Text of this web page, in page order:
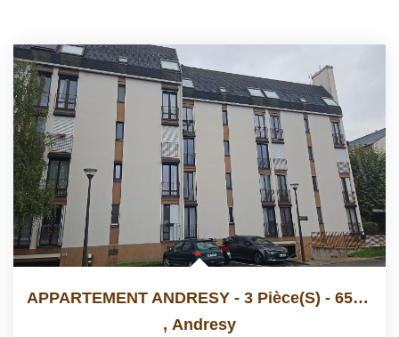
APPARTEMENT ANDRESY - 3 Pièce(s) - 65.06 M2
, Andresy